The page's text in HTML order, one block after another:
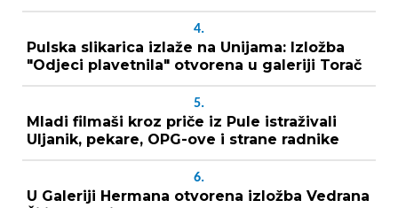
4.
Pulska slikarica izlaže na Unijama: Izložba
"Odjeci plavetnila" otvorena u galeriji Torač
5.
Mladi filmaši kroz priče iz Pule istraživali
Uljanik, pekare, OPG-ove i strane radnike
6.
U Galeriji Hermana otvorena izložba Vedrana